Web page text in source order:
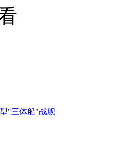
"三体船"战舰